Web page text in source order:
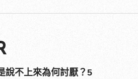
說不上來為何討厭？5